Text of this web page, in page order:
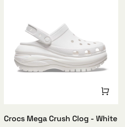
Crocs Mega Crush Clog - White